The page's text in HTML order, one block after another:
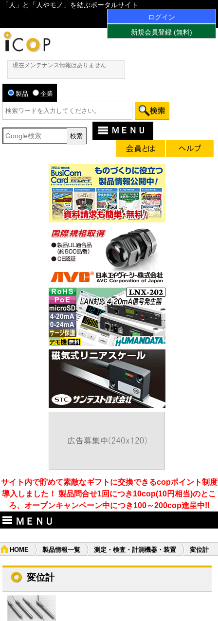
「人」と「人やモノ」を結ぶポータルサイト
ログイン
新規会員登録 (無料)
現在メンテナンス情報はありません
製品 企業
ＭＥＮＵ
サイト内で貯めて素敵なギフトに交換できるcopポイント制度
導入しました！ 製品問合せ1回につき10cop(10円相当)のとこ
ろ、オープンキャンペーン中につき100～200cop進呈中!!
ＭＥＮＵ
HOME 製品情報一覧 測定・検査・計測機器・装置 変位計
変位計